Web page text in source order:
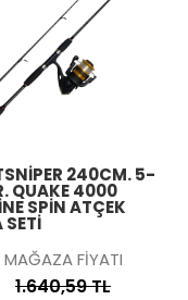
240CM. 5-
QUAKE 4000
SPIN ATÇEK
SETI
MAĞAZA FİYATI
1.640,59 TL